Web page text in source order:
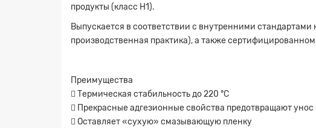
продукты (класс H1).
Выпускается в соответствии с внутренними
производственная практика), а также сертифицированном
Преимущества
 Термическая стабильность до 220 °C
 Прекрасные адгезионные свойства предотвращают
 Оставляет «сухую» смазывающую пленку